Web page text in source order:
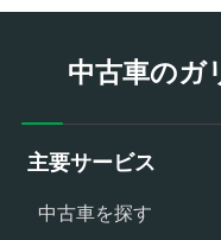
中古車のガ
主要サービス
中古車を探す